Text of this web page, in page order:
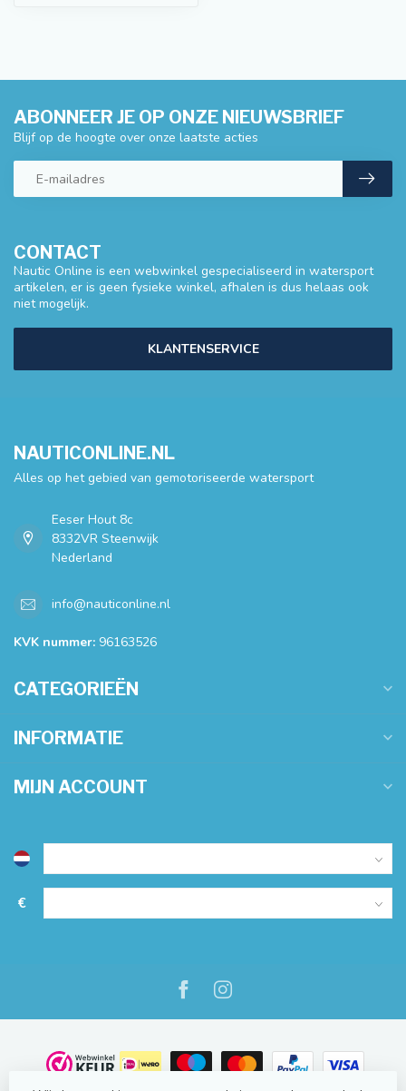
CONTACT
Nautic Online is een webwinkel gespecialiseerd in watersport
artikelen, er is geen fysieke winkel, afhalen is dus helaas ook
niet mogelijk.
KLANTENSERVICE
ABONNEER JE OP ONZE NIEUWSBRIEF
Blijf op de hoogte over onze laatste acties
NAUTICONLINE.NL
Alles op het gebied van gemotoriseerde watersport
Eeser Hout 8c
8332VR Steenwijk
Nederland
info@nauticonline.nl
KVK nummer: 96163526
CATEGORIEËN
INFORMATIE
MIJN ACCOUNT
€